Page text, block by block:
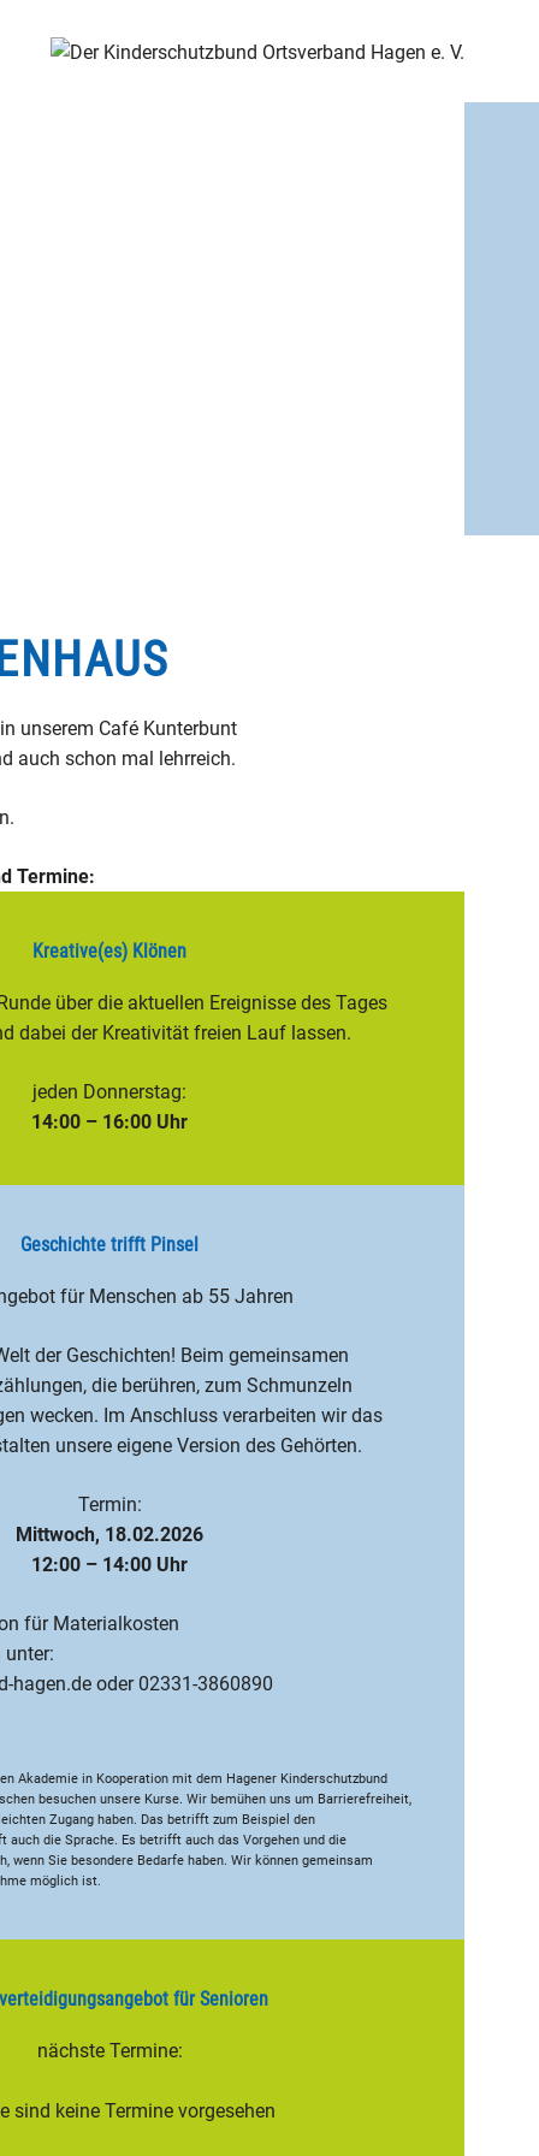
unserem Café Kunterbunt
auch schon mal lehrreich.
Termine:
Kreative(es) Klönen
über die aktuellen Ereignisse des Tages
dabei der Kreativität freien Lauf lassen.
jeden Donnerstag:
14:00 – 16:00 Uhr
Geschichte trifft Pinsel
für Menschen ab 55 Jahren
der Geschichten! Beim gemeinsamen
die berühren, zum Schmunzeln
wecken. Im Anschluss verarbeiten wir das
unsere eigene Version des Gehörten.
Termin:
Mittwoch, 18.02.2026
12:00 – 14:00 Uhr
für Materialkosten
hagen.de oder 02331-3860890
Akademie in Kooperation mit dem Hagener Kinderschutzbund
besuchen unsere Kurse. Wir bemühen uns um Barrierefreiheit,
Zugang haben. Das betrifft zum Beispiel den
die Sprache. Es betrifft auch das Vorgehen und die
wenn Sie besondere Bedarfe haben. Wir können gemeinsam
möglich ist.
für Senioren
nächste Termine:
sind keine Termine vorgesehen